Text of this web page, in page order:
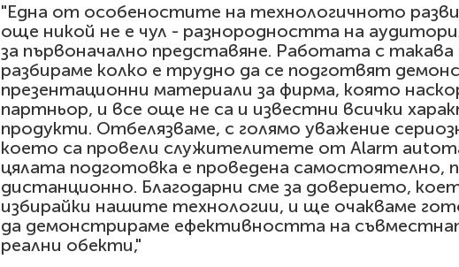
"Една от особеностите на технологичното
още никой не е чул - разнородността на
за първоначално представяне. Работата с такава
разбираме колко е трудно да се подготвят
презентационни материали за фирма, която
партньор, и все още не са и известни всички
продукти. Отбелязваме, с голямо уважение
което са провели служителитете от Alarm
цялата подготовка е проведена самостоятелно,
дистанционно. Благодарни сме за доверието,
избирайки нашите технологии, и ще очакваме
да демонстрираме ефективността на
реални обекти,"